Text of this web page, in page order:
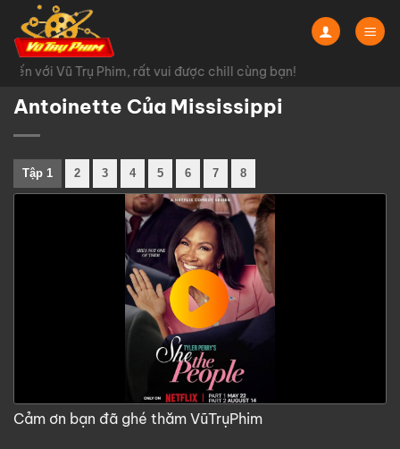
Chuyển
đến
nội
dungvới Vũ Trụ Phim, rất vui được chill cùng bạn!
Antoinette Của Mississippi
Tập 1 2 3 4 5 6 7 8
Cảm ơn bạn đã ghé thăm VũTrụPhim